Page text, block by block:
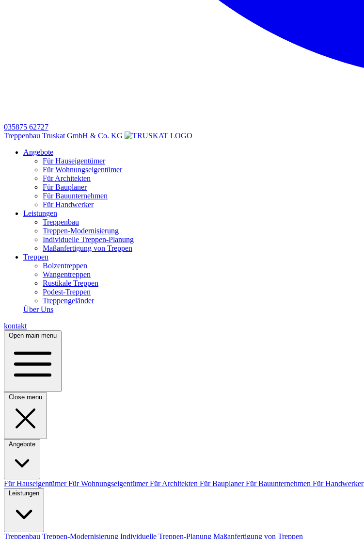
035875 62727
Treppenbau Truskat GmbH & Co. KG
Angebote
Für Hauseigentümer
Für Wohnungseigentümer
Für Architekten
Für Bauplaner
Für Bauunternehmen
Für Handwerker
Leistungen
Treppenbau
Treppen-Modernisierung
Individuelle Treppen-Planung
Maßanfertigung von Treppen
Treppen
Bolzentreppen
Wangentreppen
Rustikale Treppen
Podest-Treppen
Treppengeländer
Über Uns
kontakt
Open main menu
Close menu
Angebote
Für HauseigentümerFür WohnungseigentümerFür Architekten Für BauplanerFür Bauunternehmen Für Handwerker
Leistungen
Treppenbau Treppen-Modernisierung Individuelle Treppen-Planung Maßanfertigung von Treppen